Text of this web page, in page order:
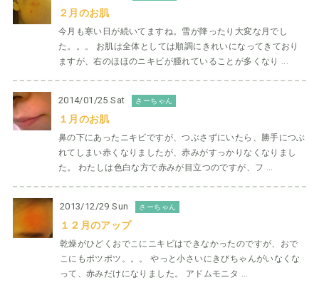
２月のお肌
今月も寒い日が続いてますね。雪が降ったり大変な月でし
た。。。 お肌は全体としては順調にきれいになってきており
ますが、右のほほのニキビが腫れていることが多くなり ...
2014/01/25 Sat さーちゃん
１月のお肌
鼻の下にあったニキビですが、つぶさずにいたら、勝手につぶ
れてしまい赤くなりましたが、赤みがすっかりなくなりまし
た。 わたしは色白な方で赤みが目立つのですが、フ ...
2013/12/29 Sun さーちゃん
１２月のアップ
乾燥がひどくおでこにニキビはできなかったのですが、おで
こにもポツポツ。。。 やっと小さいにきびちゃんがいなくな
って、赤みだけになりました。 アドムモニタ ...